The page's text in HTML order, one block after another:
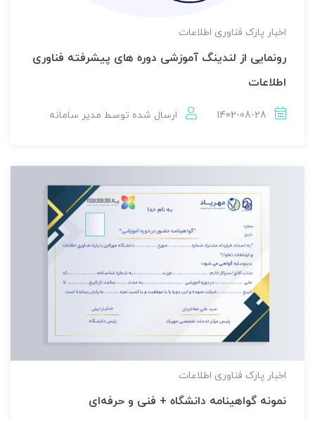
اخبار پارک فناوری اطلاعات
رونمایی از لندینگ آموزشی دوره های پیشرفته فناوری
اطلاعات
1402-08-28 ارسال شده توسط مدير سامانه
اخبار پارک فناوری اطلاعات
نمونه گواهينامه دانشگاه + فنی و حرفه‌ای